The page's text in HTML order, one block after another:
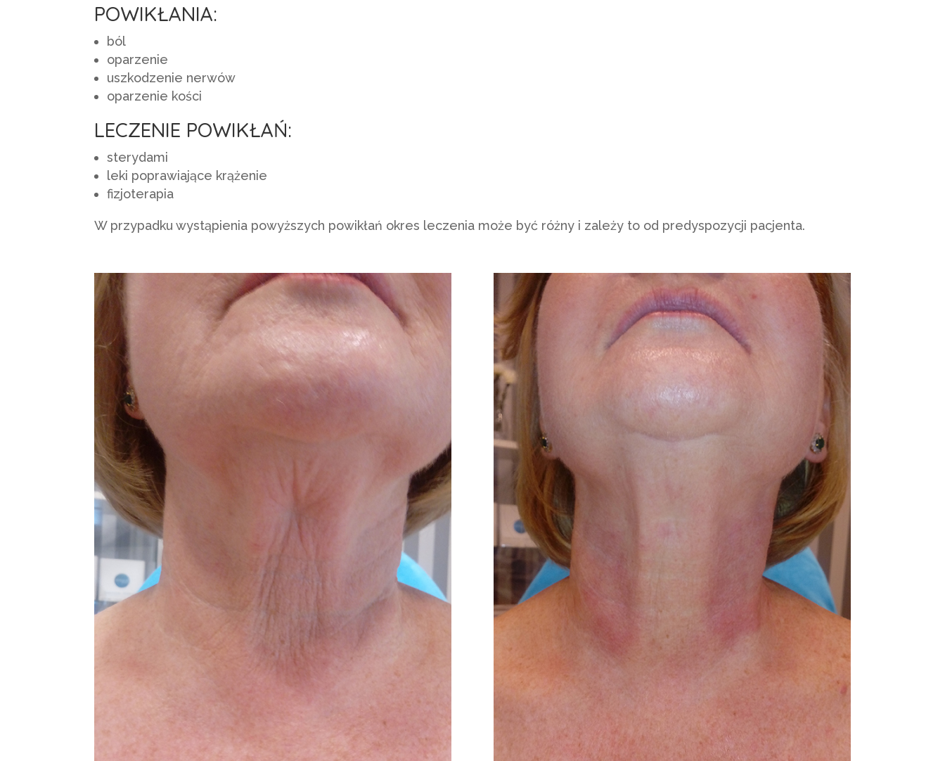
POWIKŁANIA:
ból
oparzenie
uszkodzenie nerwów
oparzenie kości
LECZENIE POWIKŁAŃ:
sterydami
leki poprawiające krążenie
fizjoterapia
W przypadku wystąpienia powyższych powikłań okres leczenia może być różny i zależy to od predyspozycji pacjenta.